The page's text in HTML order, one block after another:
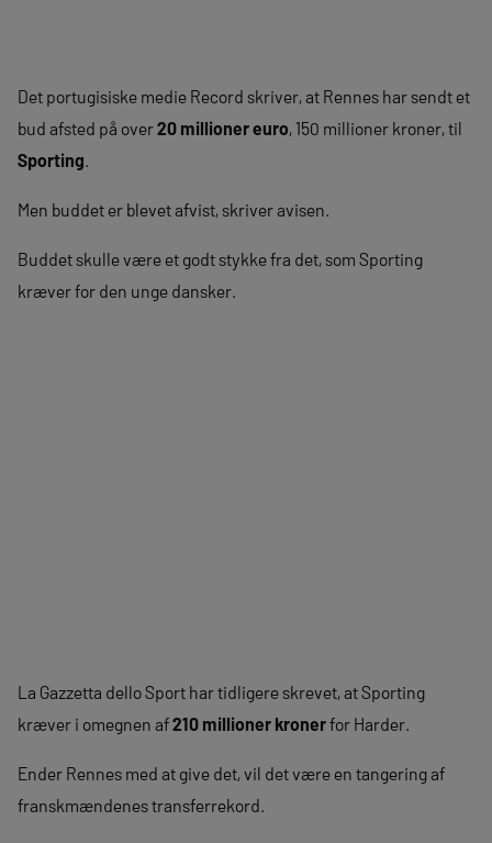
Det portugisiske medie Record skriver, at Rennes har sendt et
bud afsted på over20 millioner euro, 150 millioner kroner, til
Sporting.
Men buddet er blevet afvist, skriver avisen.
Buddet skulle være et godt stykke fra det, som Sporting
kræver for den unge dansker.
La Gazzetta dello Sport har tidligere skrevet, at Sporting
kræver i omegnen af210 millioner kronerfor Harder.
Ender Rennes med at give det, vil det være en tangering af
franskmændenes transferrekord.